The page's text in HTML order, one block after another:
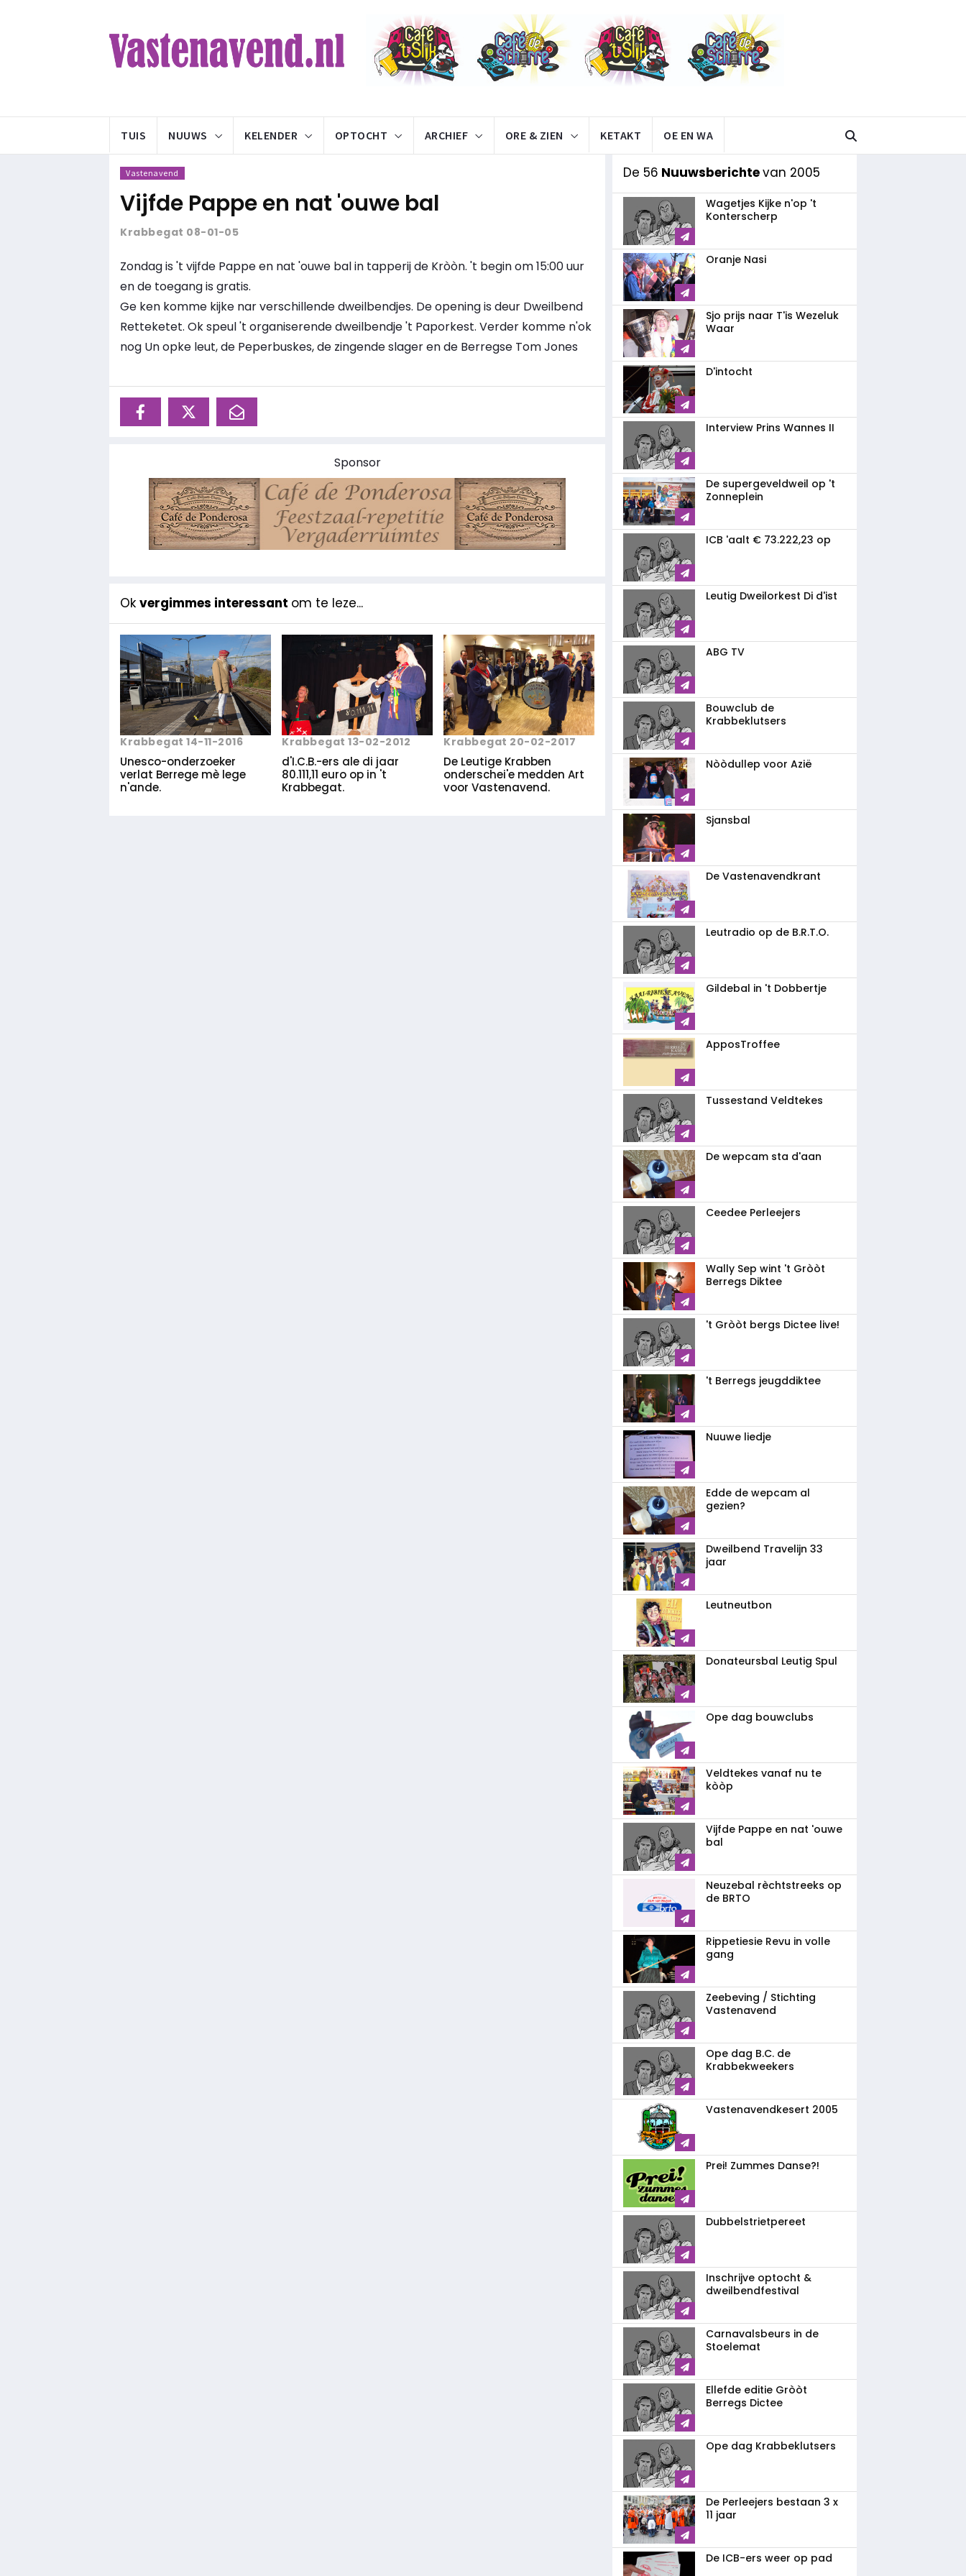
TUIS NUUWS KELENDER OPTOCHT ARCHIEF ORE & ZIEN KETAKT OE EN WA
Vastenavend
Vijfde Pappe en nat 'ouwe bal
Krabbegat 08-01-05
Zondag is 't vijfde Pappe en nat 'ouwe bal in tapperij de Kròòn. 't begin om 15:00 uur
en de toegang is gratis.
Ge ken komme kijke nar verschillende dweilbendjes. De opening is deur Dweilbend
Retteketet. Ok speul 't organiserende dweilbendje 't Paporkest. Verder komme n'ok
nog Un opke leut, de Peperbuskes, de zingende slager en de Berregse Tom Jones
Sponsor
Ok vergimmes interessant om te leze...
Krabbegat 14-11-2016
Unesco-onderzoeker
verlat Berrege mè lege
n'ande.
Krabbegat 13-02-2012
d'I.C.B.-ers ale di jaar
80.111,11 euro op in 't
Krabbegat.
Krabbegat 20-02-2017
De Leutige Krabben
onderschei'e medden Art
voor Vastenavend.
De 56 Nuuwsberichtevan 2005
Wagetjes Kijke n'op 't
Konterscherp
Oranje Nasi
Sjo prijs naar T'is Wezeluk
Waar
D'intocht
Interview Prins Wannes II
De supergeveldweil op 't
Zonneplein
ICB 'aalt € 73.222,23 op
Leutig Dweilorkest Di d'ist
ABG TV
Bouwclub de
Krabbeklutsers
Nòòdullep voor Azië
Sjansbal
De Vastenavendkrant
Leutradio op de B.R.T.O.
Gildebal in 't Dobbertje
ApposTroffee
Tussestand Veldtekes
De wepcam sta d'aan
Ceedee Perleejers
Wally Sep wint 't Gròòt
Berregs Diktee
't Gròòt bergs Dictee live!
't Berregs jeugddiktee
Nuuwe liedje
Edde de wepcam al
gezien?
Dweilbend Travelijn 33
jaar
Leutneutbon
Donateursbal Leutig Spul
Ope dag bouwclubs
Veldtekes vanaf nu te
kòòp
Vijfde Pappe en nat 'ouwe
bal
Neuzebal rèchtstreeks op
de BRTO
Rippetiesie Revu in volle
gang
Zeebeving / Stichting
Vastenavend
Ope dag B.C. de
Krabbekweekers
Vastenavendkesert 2005
Prei! Zummes Danse?!
Dubbelstrietpereet
Inschrijve optocht &
dweilbendfestival
Carnavalsbeurs in de
Stoelemat
Ellefde editie Gròòt
Berregs Dictee
Ope dag Krabbeklutsers
De Perleejers bestaan 3 x
11 jaar
De ICB-ers weer op pad